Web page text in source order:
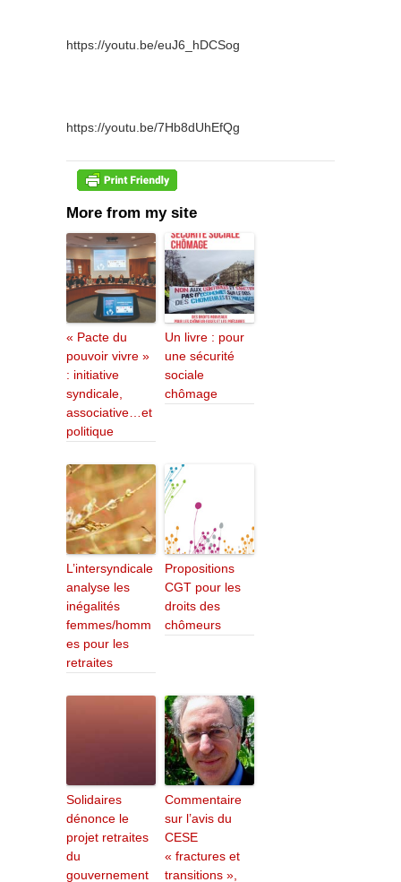
https://youtu.be/euJ6_hDCSog
https://youtu.be/7Hb8dUhEfQg
More from my site
« Pacte du
pouvoir vivre »
: initiative
syndicale,
associative…et
politique
Un livre : pour
une sécurité
sociale
chômage
L’intersyndicale
analyse les
inégalités
femmes/homm
es pour les
retraites
Propositions
CGT pour les
droits des
chômeurs
Solidaires
dénonce le
projet retraites
du
gouvernement
Commentaire
sur l’avis du
CESE
« fractures et
transitions »,